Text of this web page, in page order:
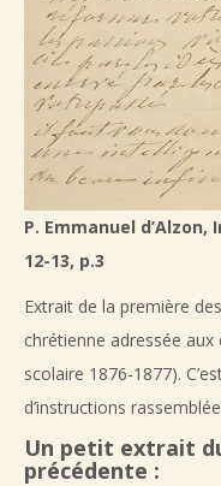
P. Emmanuel
12-13, p.3
Extrait de la première
chrétienne adressée
scolaire 1876-1877).
d’instructions
Un petit extrait
précédente :